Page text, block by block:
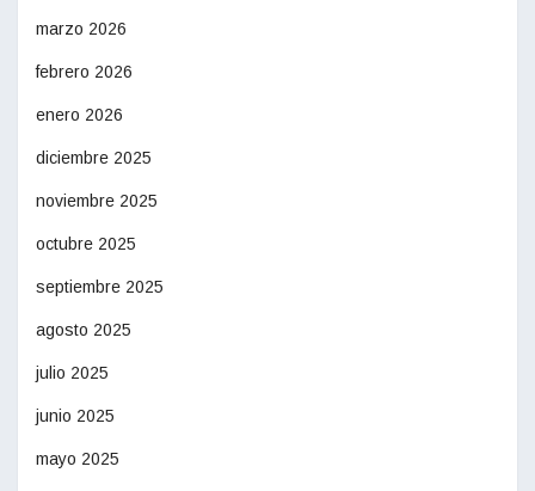
marzo 2026
febrero 2026
enero 2026
diciembre 2025
noviembre 2025
octubre 2025
septiembre 2025
agosto 2025
julio 2025
junio 2025
mayo 2025